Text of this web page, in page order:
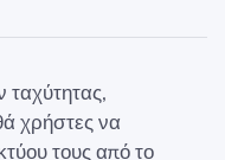
χρήστες να
τους από το